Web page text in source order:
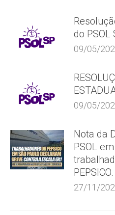
do PSOL
09/05/
09/05/
Nota da
PSOL
PEPSICO.
27/11/